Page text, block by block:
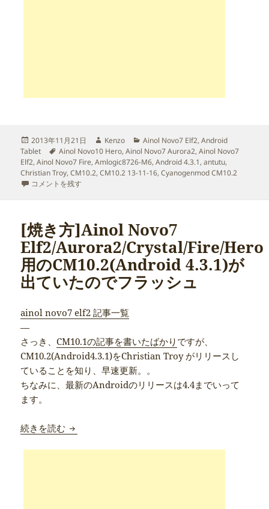
投
稿
日:
2013年11月21日
作
成
者
Kenzo
カ
テ
ゴ
リ
Ainol Novo7 Elf2,Android
Tablet
タ
グ
Ainol Novo10 Hero,Ainol Novo7 Aurora2,Ainol Novo7
Elf2,Ainol Novo7 Fire,Amlogic8726-M6,Android 4.3.1,antutu,
Christian Troy,CM10.2,CM10.2 13-11-16,Cyanogenmod CM10.2
Ainol Novo7 Elf2/Aurora2/Crystal/Fire/Hero 用のCM10.2(Android 4.3.1)
コメントを残す
[焼き方]Ainol Novo7
Elf2/Aurora2/Crystal/Fire/Hero
用のCM10.2(Android 4.3.1)が
出ていたのでフラッシュ
ainol novo7 elf2 記事一覧
—
さっき、CM10.1の記事を書いたばかり ですが、
CM10.2(Android4.3.1)をChristian Troy がリリースし
ていることを知り、早速更新。。
ちなみに、最新のAndroidのリリースは4.4までいって
ます。
続きを読む [焼き方]Ainol Novo7 Elf2/Aurora2/Crystal/Fire/